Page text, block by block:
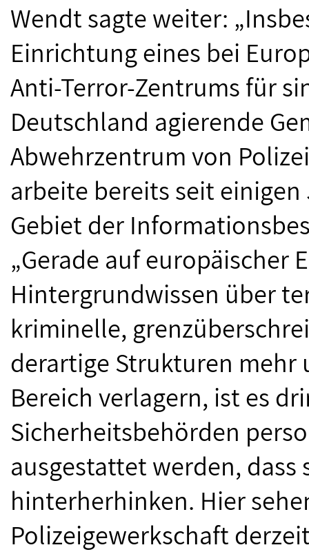
Wendt sagte weiter:
Einrichtung eines bei
Anti-Terror-Zentrums für
Deutschland agierende
Abwehrzentrum von
arbeite bereits seit
Gebiet der
„Gerade auf europäischer
Hintergrundwissen über
kriminelle,
derartige Strukturen mehr
Bereich verlagern, ist es
Sicherheitsbehörden
ausgestattet werden,
hinterherhinken. Hier
Polizeigewerkschaft